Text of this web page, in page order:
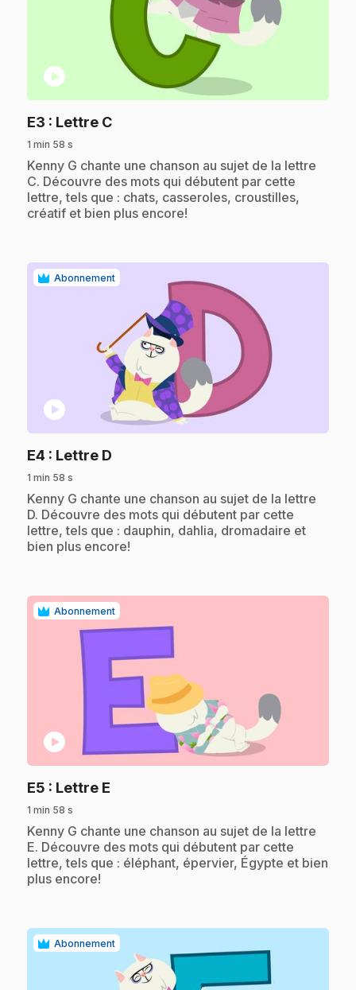
play_circle
E3 : Lettre C.
1 min 58 s
.Kenny G chante une chanson au sujet de la lettre
C. Découvre des mots qui débutent par cette
lettre, tels que : chats, casseroles, croustilles,
créatif et bien plus encore!
Abonnement
play_circle
E4 : Lettre D
1 min 58 s
.Kenny G chante une chanson au sujet de la lettre
D. Découvre des mots qui débutent par cette
lettre, tels que : dauphin, dahlia, dromadaire et
bien plus encore!
Abonnement
play_circle
E5 : Lettre E
1 min 58 s
.Kenny G chante une chanson au sujet de la lettre
E. Découvre des mots qui débutent par cette
lettre, tels que : éléphant, épervier, Égypte et bien
plus encore!
Abonnement